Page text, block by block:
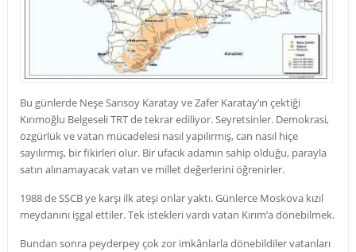
Bu günlerde Neşe Sarısoy Karatay ve Zafer Karatay’ın çektiği
Kırımoğlu Belgeseli TRT de tekrar ediliyor. Seyretsinler. Demokrasi,
özgürlük ve vatan mücadelesi nasıl yapılırmış, can nasıl hiçe
sayılırmış, bir fikirleri olur. Bir ufacık adamın sahip olduğu, parayla
satın alınamayacak vatan ve millet değerlerini öğrenirler.
1988 de SSCB ye karşı ilk ateşi onlar yaktı. Günlerce Moskova kızıl
meydanını işgal ettiler. Tek istekleri vardı vatan Kırım’a dönebilmek.
Bundan sonra peyderpey çok zor imkânlarla dönebildiler vatanları